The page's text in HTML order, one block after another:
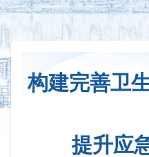
构建完善卫
提升应